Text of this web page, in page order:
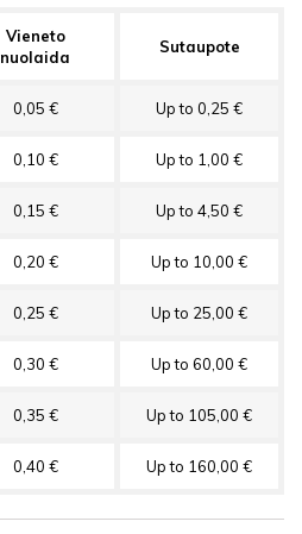
Vieneto
nuolaida
Sutaupote
0,05 € Up to 0,25 €
0,10 € Up to 1,00 €
0,15 € Up to 4,50 €
0,20 € Up to 10,00 €
0,25 € Up to 25,00 €
0,30 € Up to 60,00 €
0,35 € Up to 105,00 €
0,40 € Up to 160,00 €